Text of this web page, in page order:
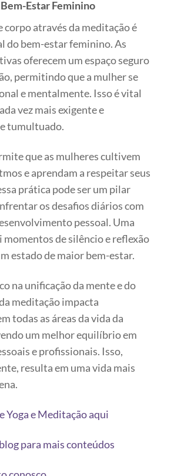
Estar Feminino
corpo através da meditação é
do bem-estar feminino. As
oferecem um espaço seguro
permitindo que a mulher se
e mentalmente. Isso é vital
vez mais exigente e
tumultuado.
que as mulheres cultivem
e aprendam a respeitar seus
prática pode ser um pilar
os desafios diários com
pessoal. Uma
de silêncio e reflexão
estado de maior bem-estar.
na unificação da mente e do
meditação impacta
todas as áreas da vida da
um melhor equilíbrio em
e profissionais. Isso,
resulta em uma vida mais
Yoga e Meditação aqui
para mais conteúdos